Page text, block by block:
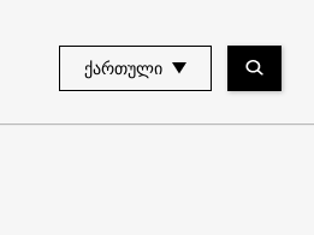
ᲥᲐᲠᲗᲣᲚᲘ